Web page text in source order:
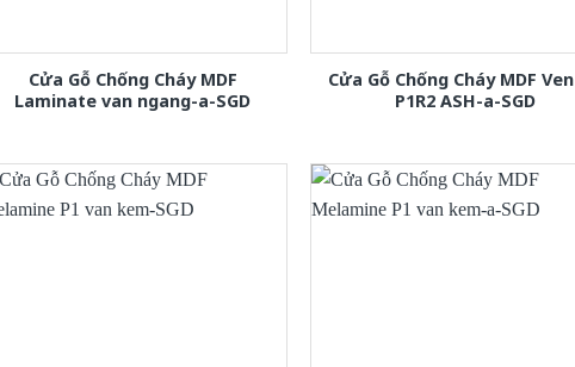
Cửa Gỗ Chống Cháy MDF
Laminate van ngang-a-SGD
Cửa Gỗ Chống Cháy MDF
P1R2 ASH-a-SGD